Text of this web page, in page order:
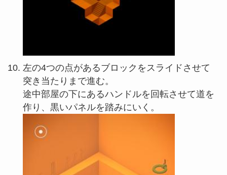
左の4つの点があるブロックをスライドさせて
突き当たりまで進む。
途中部屋の下にあるハンドルを回転させて道を
作り、黒いパネルを踏みにいく。